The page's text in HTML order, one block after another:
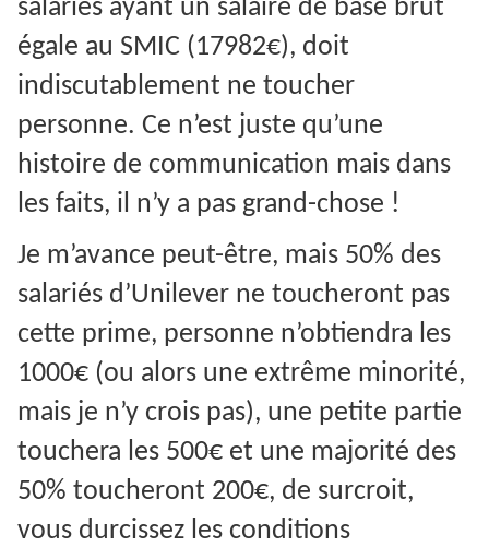
salariés ayant un salaire de base brut
égale au SMIC (17982€), doit
indiscutablement ne toucher
personne. Ce n’est juste qu’une
histoire de communication mais dans
les faits, il n’y a pas grand-chose !
Je m’avance peut-être, mais 50% des
salariés d’Unilever ne toucheront pas
cette prime, personne n’obtiendra les
1000€ (ou alors une extrême minorité,
mais je n’y crois pas), une petite partie
touchera les 500€ et une majorité des
50% toucheront 200€, de surcroit,
vous durcissez les conditions